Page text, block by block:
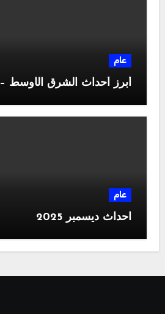
عام
أبرز أحداث الشرق الأوسط – 2025
عام
احداث ديسمبر 2025